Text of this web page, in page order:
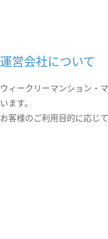
運営会社について
ウィークリーマンション・
います。
お客様のご利用目的に応じ